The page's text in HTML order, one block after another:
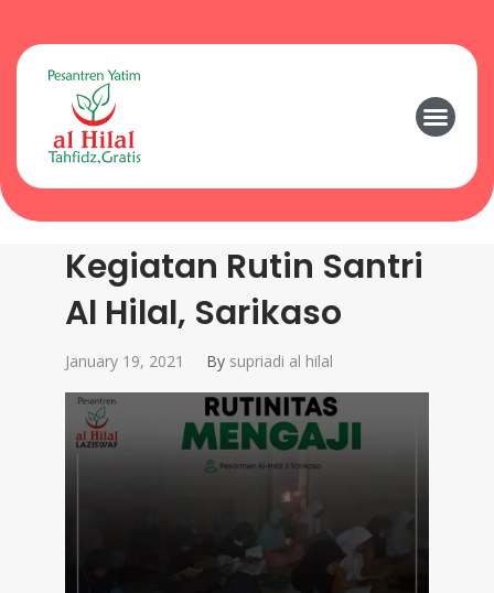
Kegiatan Rutin Santri
Al Hilal, Sarikaso
January 19, 2021 By supriadi al hilal